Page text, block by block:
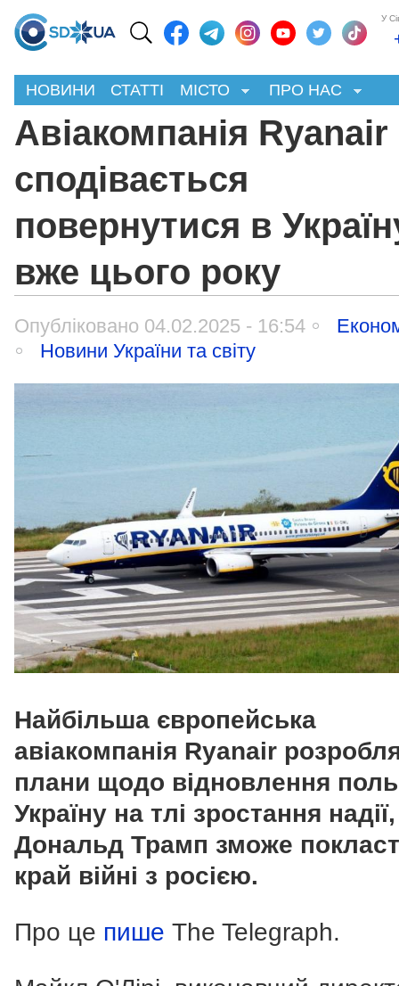
У
НОВИНИ СТАТТІ МІСТО ПРО НАС
Авіакомпанія Ryanair
сподівається
повернутися в
вже цього року
Опубліковано 04.02.2025 - 16:54
Новини України та світу
Найбільша європейська
авіакомпанія Ryanair
плани щодо відновлення
Україну на тлі зростання
Дональд Трамп зможе
край війні з росією.
Про це пише The Telegraph.